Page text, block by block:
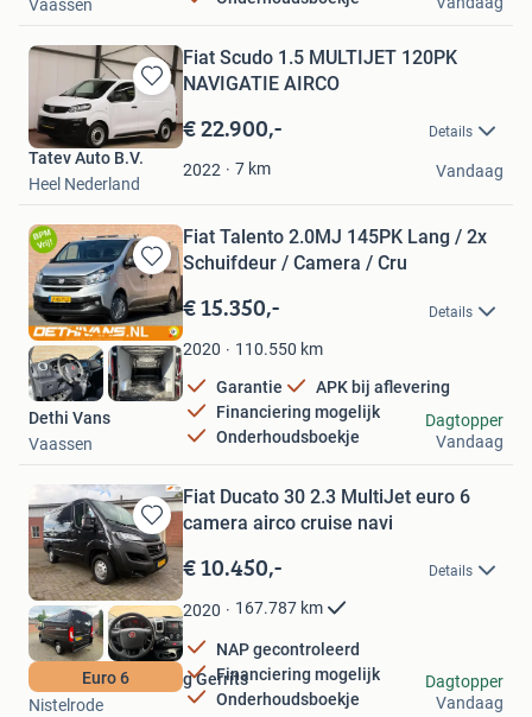
Vaassen
Bewaren
Mijn
Favorieten
Fiat Scudo 1.5 MULTIJET 120PK
NAVIGATIE AIRCO
€ 22.900,- Details
2022 7 km
Tatev Auto B.V.
Heel Nederland
Vandaag
Bewaren
in
Mijn
Favorieten
Fiat Talento 2.0MJ 145PK Lang / 2x
Schuifdeur / Camera / Cru
€ 15.350,- Details
2020 110.550 km
Garantie
APK bij aflevering
Financiering mogelijk
Onderhoudsboekje
Dethi Vans
Vaassen
Dagtopper
Vandaag
Bewaren
in
Mijn
Favorieten
Euro 6
Fiat Ducato 30 2.3 MultiJet euro 6
camera airco cruise navi
€ 10.450,- Details
2020 167.787 km
NAP gecontroleerd
Financiering mogelijk
Onderhoudsboekje
Handelsonderneming Gerrits
Nistelrode
Dagtopper
Vandaag